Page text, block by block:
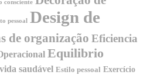
consciente
pessoal
Design de
de organização Eficiencia
Equilibrio
saudável Estilo pessoal Exercício